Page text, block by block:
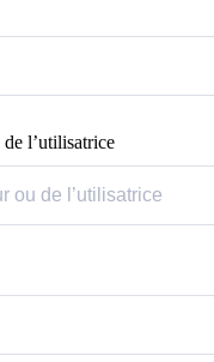
l’utilisatrice